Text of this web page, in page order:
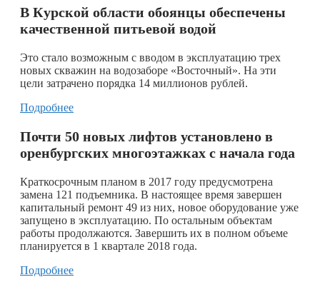
В Курской области обоянцы обеспечены
качественной питьевой водой
Это стало возможным с вводом в эксплуатацию трех
новых скважин на водозаборе «Восточный». На эти
цели затрачено порядка 14 миллионов рублей.
Подробнее
Почти 50 новых лифтов установлено в
оренбургских многоэтажках с начала года
Краткосрочным планом в 2017 году предусмотрена
замена 121 подъемника. В настоящее время завершен
капитальный ремонт 49 из них, новое оборудование уже
запущено в эксплуатацию. По остальным объектам
работы продолжаются. Завершить их в полном объеме
планируется в 1 квартале 2018 года.
Подробнее